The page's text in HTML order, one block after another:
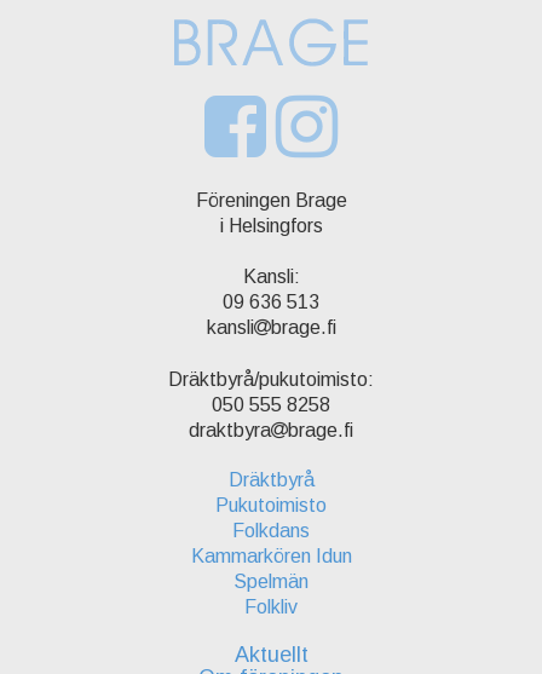
Föreningen Brage
i Helsingfors
Kansli:
09 636 513
kansli
brage.fi
Dräktbyrå/pukutoimisto:
050 555 8258
draktbyra
brage.fi
Dräktbyrå
Pukutoimisto
Folkdans
Kammarkören Idun
Spelmän
Folkliv
Aktuellt